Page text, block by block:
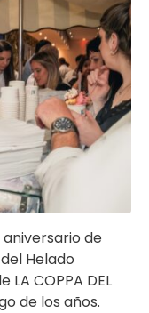
aniversario de
Helado
COPPA DEL
de los años.